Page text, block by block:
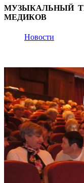
МУЗЫКАЛЬНЫЙ
МЕДИКОВ
Новости